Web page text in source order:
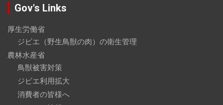
Gov's Links
厚生労働省
ジビエ（野生鳥獣の肉）の衛生管理
農林水産省
鳥獣被害対策
ジビエ利用拡大
消費者の皆様へ